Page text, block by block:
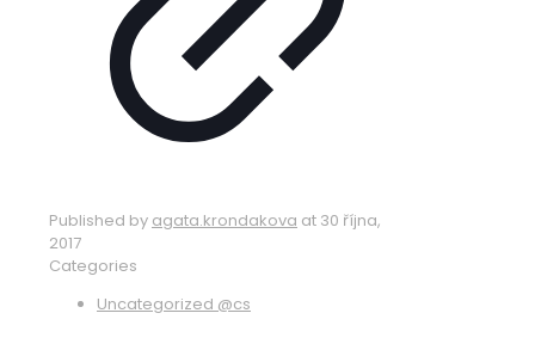
Published by agata.krondakova at 30 října,
2017
Categories
Uncategorized @cs